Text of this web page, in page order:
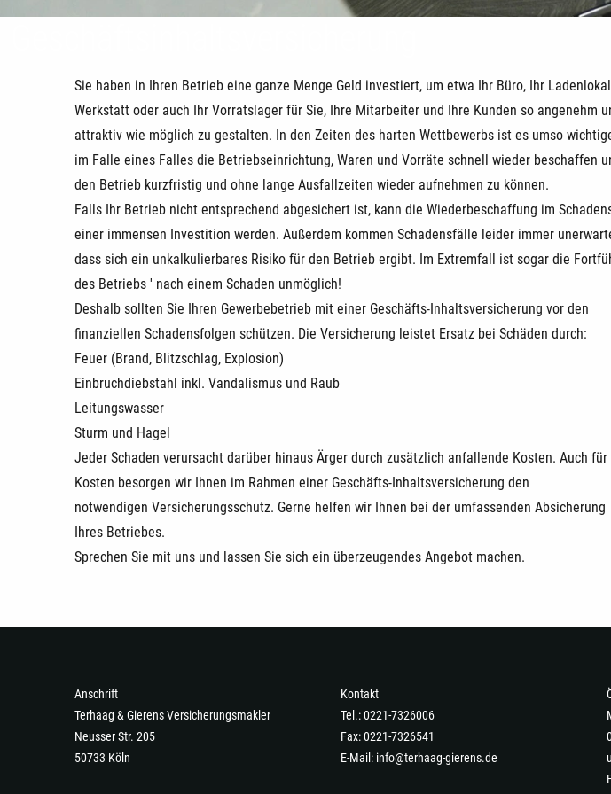
Sie haben in Ihren Betrieb eine ganze Menge Geld investiert, um etwa Ihr Büro, Ihr
Werkstatt oder auch Ihr Vorratslager für Sie, Ihre Mitarbeiter und Ihre Kunden so angenehm
attraktiv wie möglich zu gestalten. In den Zeiten des harten Wettbewerbs ist es umso
im Falle eines Falles die Betriebseinrichtung, Waren und Vorräte schnell wieder beschaffen
den Betrieb kurzfristig und ohne lange Ausfallzeiten wieder aufnehmen zu können.
Falls Ihr Betrieb nicht entsprechend abgesichert ist, kann die Wiederbeschaffung im
einer immensen Investition werden. Außerdem kommen Schadensfälle leider immer
dass sich ein unkalkulierbares Risiko für den Betrieb ergibt. Im Extremfall ist sogar die
des Betriebs ' nach einem Schaden unmöglich!
Deshalb sollten Sie Ihren Gewerbebetrieb mit einer Geschäfts-Inhaltsversicherung vor den
finanziellen Schadensfolgen schützen. Die Versicherung leistet Ersatz bei Schäden durch:
Feuer (Brand, Blitzschlag, Explosion)
Einbruchdiebstahl inkl. Vandalismus und Raub
Leitungswasser
Sturm und Hagel
Jeder Schaden verursacht darüber hinaus Ärger durch zusätzlich anfallende Kosten. Auch für
Kosten besorgen wir Ihnen im Rahmen einer Geschäfts-Inhaltsversicherung den
notwendigen Versicherungsschutz. Gerne helfen wir Ihnen bei der umfassenden Absicherung
Ihres Betriebes.
Sprechen Sie mit uns und lassen Sie sich ein überzeugendes Angebot machen.
Anschrift
Terhaag & Gierens Versicherungsmakler
Neusser Str. 205
50733 Köln
Kontakt
Tel.: 0221-7326006
Fax: 0221-7326541
E-Mail: info@terhaag-gierens.de